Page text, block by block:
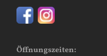
Öffnungszeiten: